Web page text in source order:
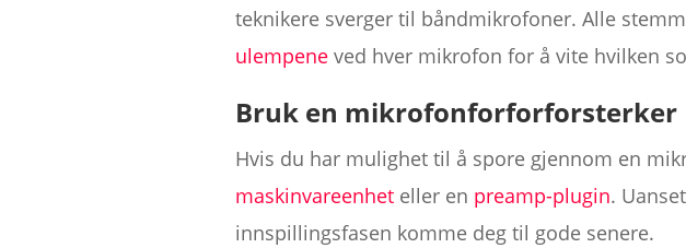
teknikere sverger til båndmikrofoner. Alle
ulempene ved hver mikrofon for å vite hvilken
Bruk en mikrofonforforforsterker
Hvis du har mulighet til å spore gjennom en
maskinvareenhet eller en preamp-plugin.
innspillingsfasen komme deg til gode senere.